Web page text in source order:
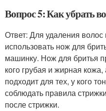
Вопрос 5: Как убрать
Ответ: Для удаления
использовать нож для
машинку. Нож для бритья
кого грубая и жирная
подходит для тех, у кого
соблюдать правила
после стрижки.